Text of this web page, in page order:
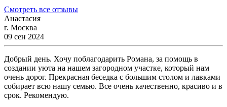
Смотреть все отзывы
Анастасия
г. Москва
09 сен 2024
Добрый день. Хочу поблагодарить Романа, за помощь в
создании уюта на нашем загородном участке, который нам
очень дорог. Прекрасная беседка с большим столом и лавками
собирает всю нашу семью. Все очень качественно, красиво и в
срок. Рекомендую.